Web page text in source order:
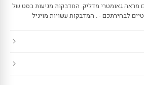
מראה גאומטרי מדליק. המדבקות מגיעות בסט של
סטנדרטיים לבחירתכם - . המדבקות עשויות מויניל